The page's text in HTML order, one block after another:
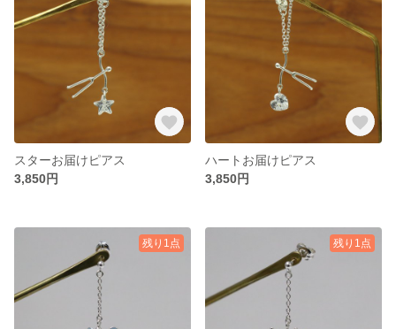
スターお届けピアス
3,850円
ハートお届けピアス
3,850円
残り1点 残り1点